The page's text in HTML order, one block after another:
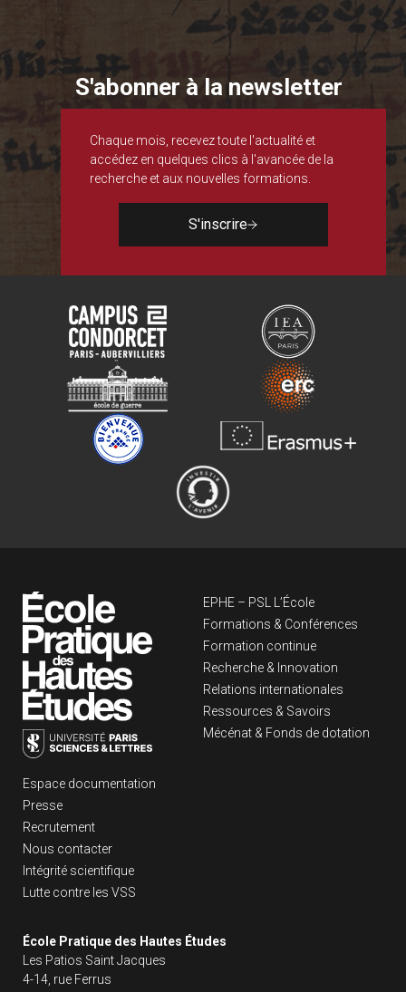
S'abonner à la newsletter
Chaque mois, recevez toute l'actualité et
accédez en quelques clics à l'avancée de la
recherche et aux nouvelles formations.
S'inscrire
Navigation
EPHE – PSL L’École
Formations & Conférences
Formation continue
Recherche & Innovation
Relations internationales
Ressources & Savoirs
Mécénat & Fonds de dotation
Liens footer
Espace documentation
Presse
Recrutement
Nous contacter
Intégrité scientifique
Lutte contre les VSS
École Pratique des Hautes Études
Les Patios Saint Jacques
4-14, rue Ferrus